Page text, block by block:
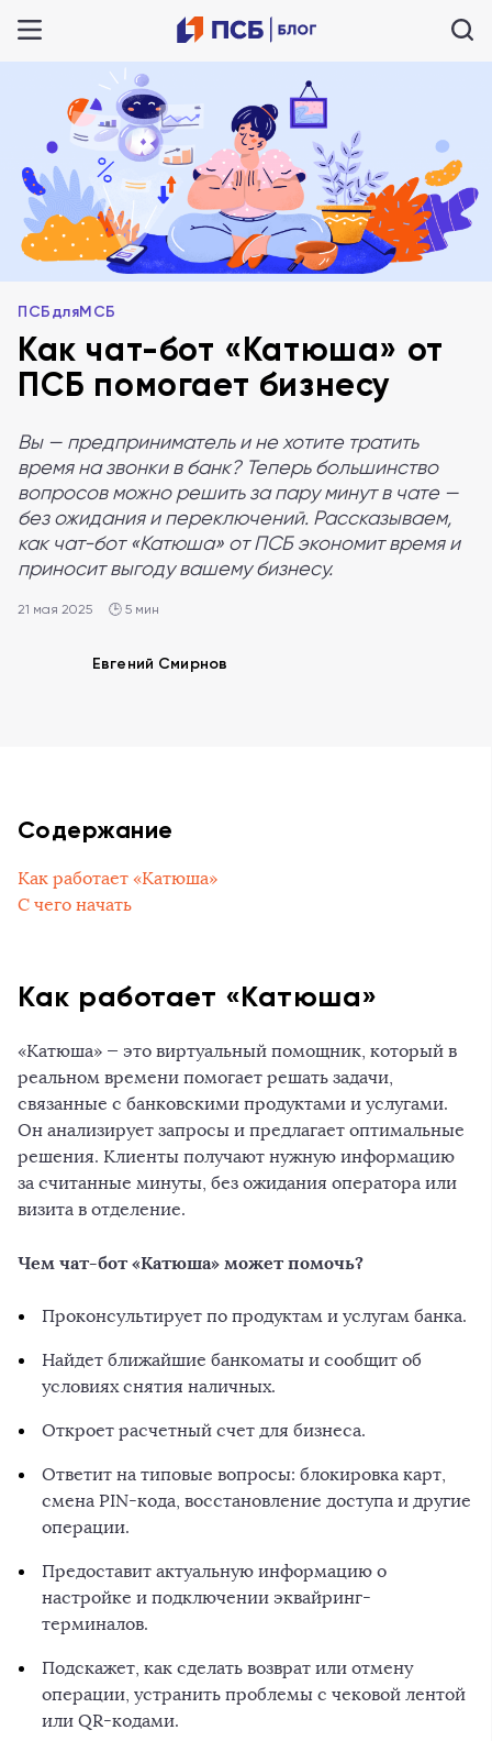
ПСБдляМСБ
Как чат-бот «Катюша» от
ПСБ помогает бизнесу
Вы — предприниматель и не хотите тратить
время на звонки в банк? Теперь большинство
вопросов можно решить за пару минут в чате —
без ожидания и переключений. Рассказываем,
как чат-бот «Катюша» от ПСБ экономит время и
приносит выгоду вашему бизнесу.
21 мая 2025 🕒 5 мин
Евгений Смирнов
Содержание
Как работает «Катюша»
С чего начать
Как работает «Катюша»
«Катюша» — это виртуальный помощник, который в
реальном времени помогает решать задачи,
связанные с банковскими продуктами и услугами.
Он анализирует запросы и предлагает оптимальные
решения. Клиенты получают нужную информацию
за считанные минуты, без ожидания оператора или
визита в отделение.
Чем чат-бот «Катюша» может помочь?
Проконсультирует по продуктам и услугам банка.
Найдет ближайшие банкоматы и сообщит об
условиях снятия наличных.
Откроет расчетный счет для бизнеса.
Ответит на типовые вопросы: блокировка карт,
смена PIN-кода, восстановление доступа и другие
операции.
Предоставит актуальную информацию о
настройке и подключении эквайринг-
терминалов.
Подскажет, как сделать возврат или отмену
операции, устранить проблемы с чековой лентой
или QR-кодами.